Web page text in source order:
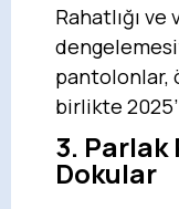
Rahatlığı ve
pantolonlar,
birlikte
3. Parlak
Dokular